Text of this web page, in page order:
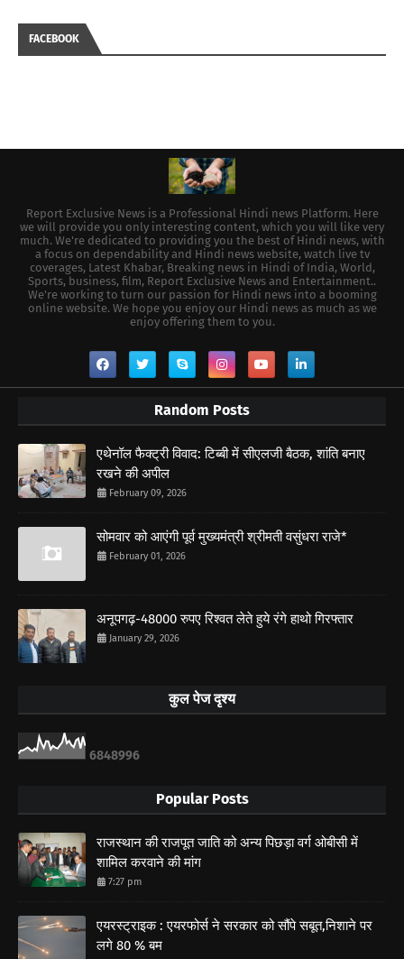
FACEBOOK
Report Exclusive News is a Professional Hindi news Platform. Here
we will provide you only interesting content, which you will like very
much. We're dedicated to providing you the best of Hindi news, with
a focus on dependability and Hindi news website, watch live tv
coverages, Latest Khabar, Breaking news in Hindi of India, World,
Sports, business, film, Report Exclusive News and Entertainment..
We're working to turn our passion for Hindi news into a booming
online website. We hope you enjoy our Hindi news as much as we
enjoy offering them to you.
Random Posts
एथेनॉल फैक्ट्री विवाद: टिब्बी में सीएलजी बैठक, शांति बनाए
रखने की अपील
February 09, 2026
सोमवार को आएंगी पूर्व मुख्यमंत्री श्रीमती वसुंधरा राजे*
February 01, 2026
अनूपगढ़-48000 रुपए रिश्वत लेते हुये रंगे हाथो गिरफ्तार
January 29, 2026
कुल पेज दृश्य
6848996
Popular Posts
राजस्थान की राजपूत जाति को अन्य पिछड़ा वर्ग ओबीसी में
शामिल करवाने की मांग
7:27 pm
एयरस्ट्राइक : एयरफोर्स ने सरकार को सौंपे सबूत,निशाने पर
लगे 80 % बम